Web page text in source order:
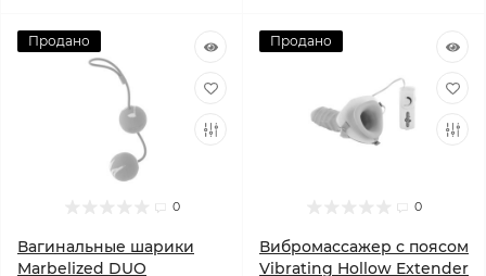
Продано
0
Вагинальные шарики
Marbelized DUO
Продано
0
Вибромассажер с поясом
Vibrating Hollow Extender